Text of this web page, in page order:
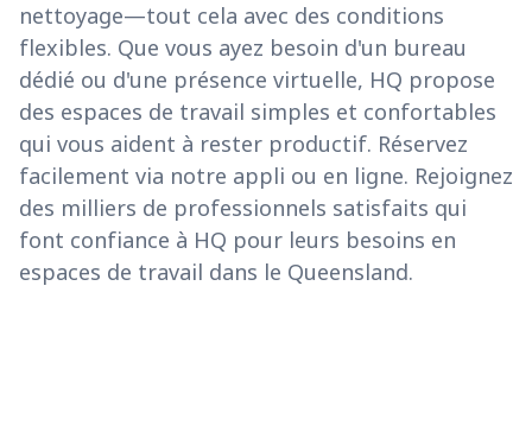
nettoyage—tout cela avec des conditions
flexibles. Que vous ayez besoin d'un bureau
dédié ou d'une présence virtuelle, HQ propose
des espaces de travail simples et confortables
qui vous aident à rester productif. Réservez
facilement via notre appli ou en ligne. Rejoignez
des milliers de professionnels satisfaits qui
font confiance à HQ pour leurs besoins en
espaces de travail dans le Queensland.